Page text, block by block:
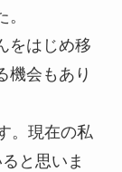
をはじめ移
機会もあり
。 現在の私
と思いま